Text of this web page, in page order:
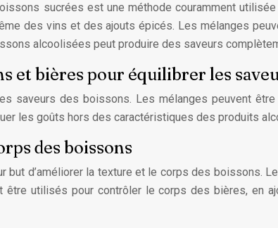
sucrées est une méthode couramment
des vins et des ajouts épicés. Les mélanges
alcoolisées peut produire des saveurs
et bières pour équilibrer les
saveurs des boissons. Les mélanges peuvent
les goûts hors des caractéristiques des produits
des boissons
but d’améliorer la texture et le corps des boissons.
utilisés pour contrôler le corps des bières, en